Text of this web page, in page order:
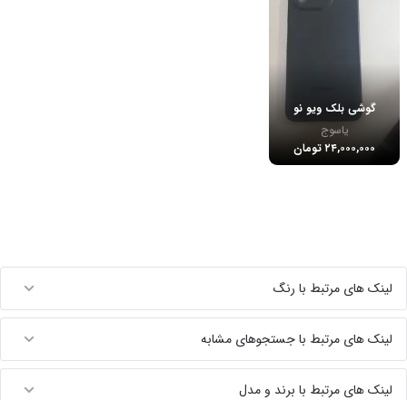
گوشی بلک ویو نو
یاسوج
۲۴,۰۰۰,۰۰۰ تومان
لینک های مرتبط با رنگ
لینک های مرتبط با جستجوهای مشابه
لینک های مرتبط با برند و مدل